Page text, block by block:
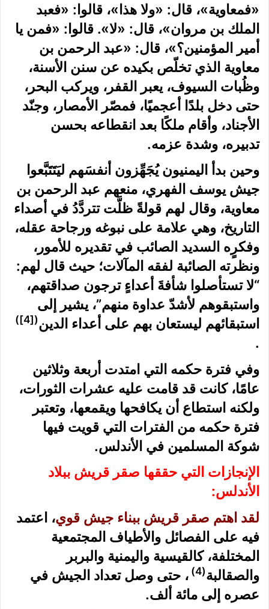
«فمعاوية»، قال: «ولا هذا»، قالوا: «فعبد
الملك بن مروان»، قال: «لا». قالوا: «فمن يا
أمير المؤمنين؟»، قال: «عبد الرحمن بن
معاوية الذي تخلّص بكيده عن سنن الأسنة،
وظُبات السيوف، يعبر القفر، ويركب البحر،
حتى دخل بلدًا أعجميًا، فمصّر الأمصار، وجنّد
الأجناد، وأقام ملكًا بعد انقطاعه بحسن
تدبيره، وشدة عزمه.
وحين بدأ اليمنيون يُجَهِّزون أنفسَهم ليَتَتَبَّعوا
جيش يوسف الفهري، منعهم عبد الرحمن بن
معاوية، وقال لهم قولةً ظلَّت تتردَّدُ في أصداء
التاريخ، وهي علامة على نبوغه ورجاحة عقله،
وفكرٍه السديد الصائب في تقديره للأمور،
ونظرته الصائبة لفقه المآلات؛ حيث قال لهم:
“لا تستأصلوا شأفةَ أعداءٍ ترجون صداقتهم،
واستبقوهم لأشدّ عداوة منهم”، يشير إلى
استبقائهم ليستعان بهم على أعداء الدين(
[4]
)
.
وفي فترة حكمه التي امتدت أربعة وثلاثين
عامًا، كانت قد قامت عليه عشرات الثورات،
ولكنه استطاع أن يكافحها ويقمعها، وتعتبر
فترة حكمه من الفترات التي قويت فيها
شوكة المسلمين في الأندلس.
الإنجازات التي حققها صقر قريش ببلاد
الأندلس:
لقد اهتم صقر قريش ببناء جيش قوي، اعتمد
فيه على الفصائل والأطياف المجتمعية
المختلفة، كالقيسية واليمنية والبربر
والصقالبة(
4
) ، حتى وصل تعداد الجيش في
عصره إلى مائة ألف.